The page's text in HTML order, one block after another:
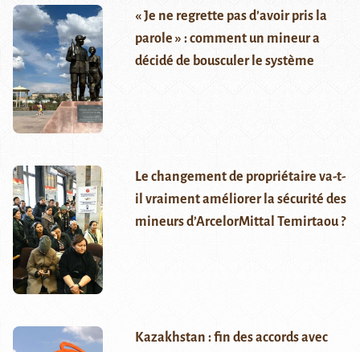
« Je ne regrette pas d’avoir pris la
parole » : comment un mineur a
décidé de bousculer le système
Le changement de propriétaire va-t-
il vraiment améliorer la sécurité des
mineurs d’ArcelorMittal Temirtaou ?
Kazakhstan : fin des accords avec